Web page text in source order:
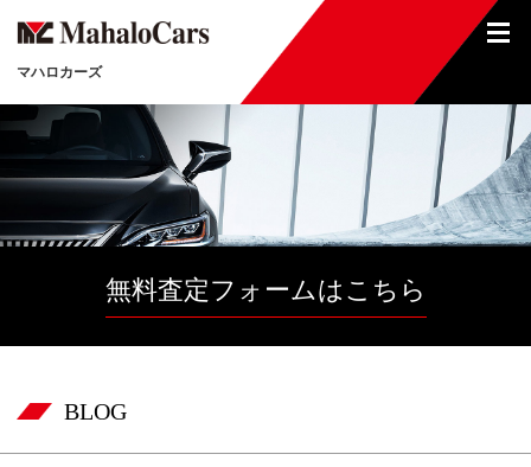
マハロカーズ
無料査定フォームはこちら
BLOG